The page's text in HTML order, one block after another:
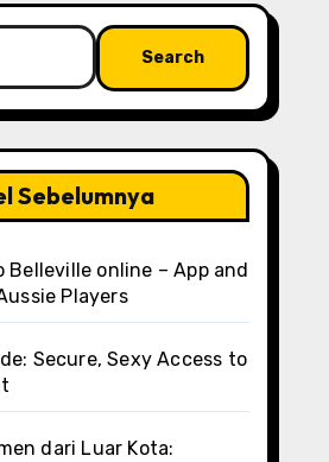
Sebelumnya
Belleville online – App and
Players
Secure, Sexy Access to
dari Luar Kota: